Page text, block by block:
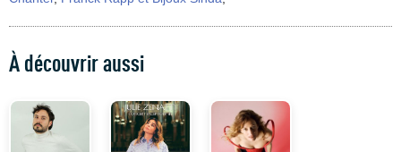
À découvrir aussi